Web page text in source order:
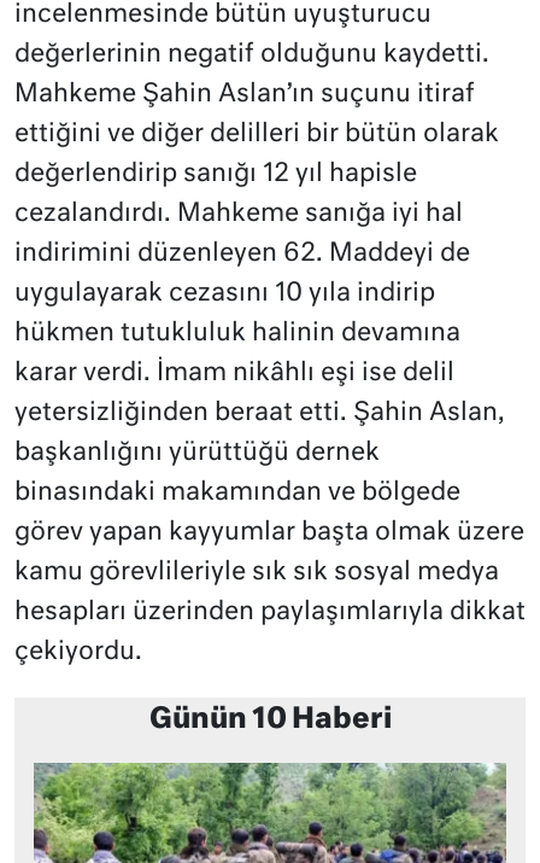
incelenmesinde bütün uyuşturucu
değerlerinin negatif olduğunu kaydetti.
Mahkeme Şahin Aslan’ın suçunu itiraf
ettiğini ve diğer delilleri bir bütün olarak
değerlendirip sanığı 12 yıl hapisle
cezalandırdı. Mahkeme sanığa iyi hal
indirimini düzenleyen 62. Maddeyi de
uygulayarak cezasını 10 yıla indirip
hükmen tutukluluk halinin devamına
karar verdi. İmam nikâhlı eşi ise delil
yetersizliğinden beraat etti. Şahin Aslan,
başkanlığını yürüttüğü dernek
binasındaki makamından ve bölgede
görev yapan kayyumlar başta olmak üzere
kamu görevlileriyle sık sık sosyal medya
hesapları üzerinden paylaşımlarıyla dikkat
çekiyordu.
Günün 10 Haberi